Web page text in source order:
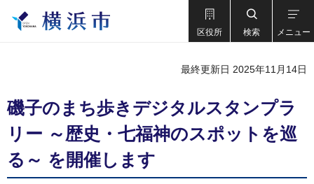
区役所 検索 メニュー
最終更新日 2025年11月14日
磯子のまち歩きデジタルスタンプラ
リー ～歴史・七福神のスポットを巡
る～ を開催します